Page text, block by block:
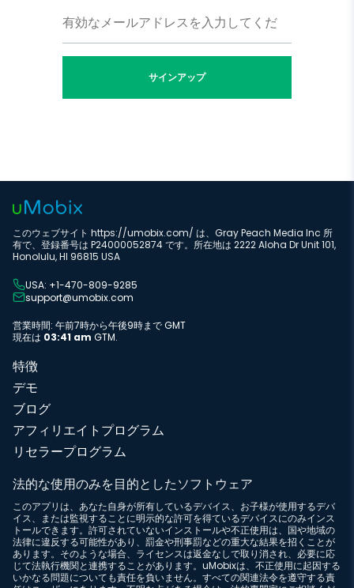
サインアップ
このウェブサイト https://umobix.com/ は、Gray Peach Media Inc 所
有で、登録番号は P24000052874 です。所在地は 2222 Aloha Dr Unit 101,
Honolulu, HI 96815 USA
USA: +1-470-809-9285
support@umobix.com
営業時間: 午前7時から午後9時まで GMT
現在は 03:41 am GTM.
特徴
デモ
ブログ
アフィリエイトプログラム
リセラープログラム
法的な使用のみを目的としたソフトウェア
このアプリは、あなた自身が所有しているデバイス、お子様が使用するデバ
イス、または監視することに明示的な許可を得ているデバイスにのみインス
トールできます。許可されていないインストールや不正使用は、国や地域の
法律に違反する可能性があり、罰金や刑事罰などの重大な結果を招くことが
あります。そのような場合、ライセンスは返金なしで取り消され、必要に応
じて法執行機関と連携することがあります。uMobixは、不正使用に起因する
いかなる問題についても責任を負いません。すべての関連法令を遵守する責